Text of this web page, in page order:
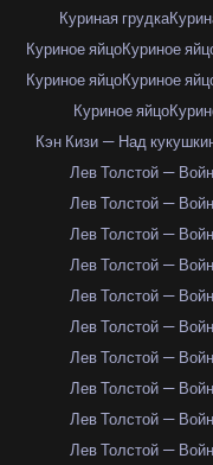
Куриная грудка
Куриное яйцоКуриное
Куриное яйцоКуриное
Куриное яйцо
Кэн Кизи — Над
Лев Толстой —
Лев Толстой —
Лев Толстой —
Лев Толстой —
Лев Толстой —
Лев Толстой —
Лев Толстой —
Лев Толстой —
Лев Толстой —
Лев Толстой —